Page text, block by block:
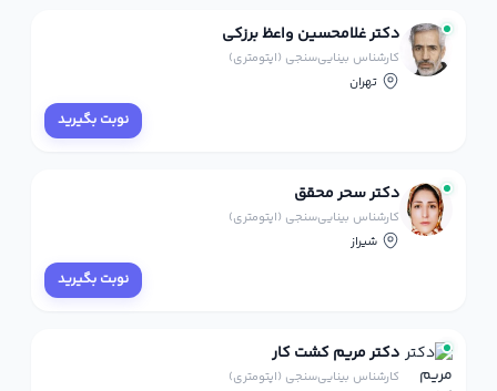
دکتر غلامحسین واعظ برزکی
کارشناس بینایی‌سنجی (اپتومتری)
تهران
نوبت بگیرید
دکتر سحر محقق
کارشناس بینایی‌سنجی (اپتومتری)
شیراز
نوبت بگیرید
دکتر مریم کشت کار
کارشناس بینایی‌سنجی (اپتومتری)